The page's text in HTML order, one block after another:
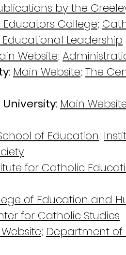
by the
Educators College;
Leadership
Website;
Main Website; The
Main
of Education;
for Catholic
of Education and
for Catholic Studies
; Department of